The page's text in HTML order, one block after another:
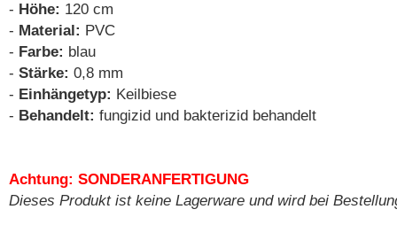
- Höhe: 120 cm
- Material: PVC
- Farbe: blau
- Stärke: 0,8 mm
- Einhängetyp: Keilbiese
- Behandelt: fungizid und bakterizid behandelt
Achtung: SONDERANFERTIGUNG
Dieses Produkt ist keine Lagerware und wird bei